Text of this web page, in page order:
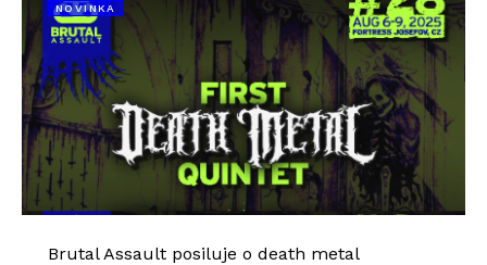
NOVINKA
Brutal Assault posiluje o death metal